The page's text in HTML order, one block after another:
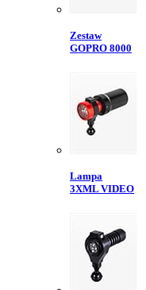
Zestaw
GOPRO 8000
Lampa
3XML VIDEO